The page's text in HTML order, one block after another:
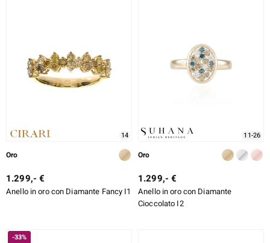
14
Oro
1.299,- €
Anello in oro con Diamante Fancy I1
11-26
Oro
1.299,- €
Anello in oro con Diamante
Cioccolato I2
-33%